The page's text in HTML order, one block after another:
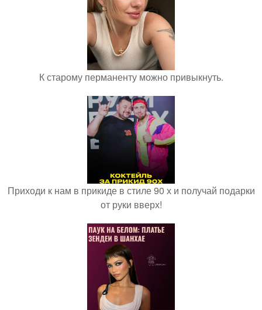
К старому перманенту можно привыкнуть.
Приходи к нам в прикиде в стиле 90 х и получай подарки
от руки вверх!